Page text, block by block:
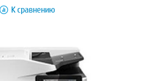
К сравнению